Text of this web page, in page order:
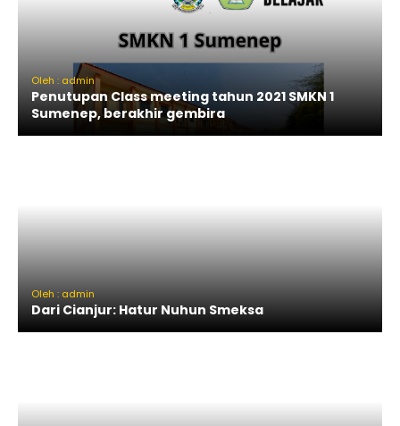
Oleh : admin
Penutupan Class meeting tahun 2021 SMKN 1
Sumenep, berakhir gembira
Oleh : admin
Dari Cianjur: Hatur Nuhun Smeksa